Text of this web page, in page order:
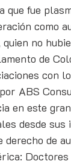
que fue
como
quien no
de
con
ABS
en este
desde
derecho de